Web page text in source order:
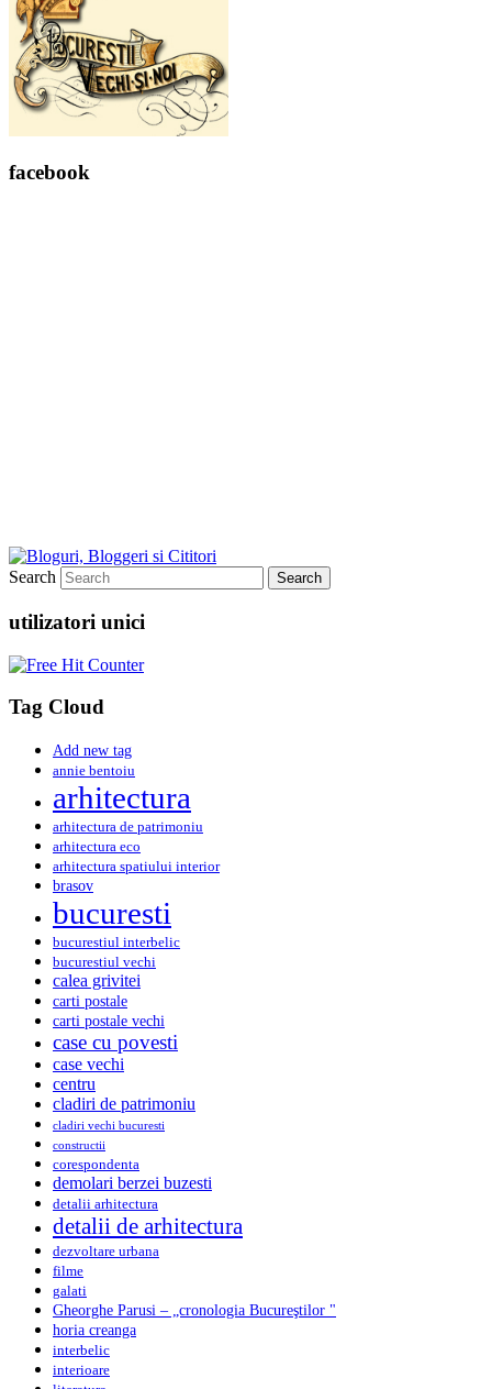
facebook
Search
utilizatori unici
Tag Cloud
Add new tag
annie bentoiu
arhitectura
arhitectura de patrimoniu
arhitectura eco
arhitectura spatiului interior
brasov
bucuresti
bucurestiul interbelic
bucurestiul vechi
calea grivitei
carti postale
carti postale vechi
case cu povesti
case vechi
centru
cladiri de patrimoniu
cladiri vechi bucuresti
constructii
corespondenta
demolari berzei buzesti
detalii arhitectura
detalii de arhitectura
dezvoltare urbana
filme
galati
Gheorghe Parusi – „cronologia Bucureştilor "
horia creanga
interbelic
interioare